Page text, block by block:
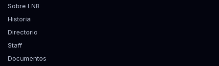
Sobre LNB
Historia
Directorio
Staff
Documentos